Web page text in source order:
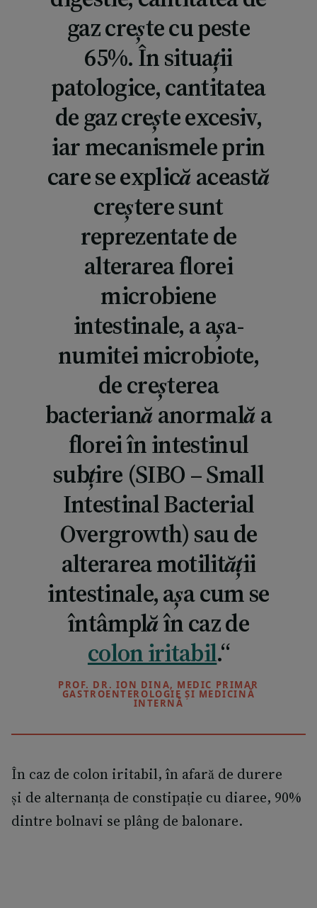
gaz crește cu peste
65%. În situații
patologice, cantitatea
de gaz crește excesiv,
iar mecanismele prin
care se explică această
creștere sunt
reprezentate de
alterarea florei
microbiene
intestinale, a așa-
numitei microbiote,
de creșterea
bacteriană anormală a
florei în intestinul
subțire (SIBO – Small
Intestinal Bacterial
Overgrowth) sau de
alterarea motilității
intestinale, așa cum se
întâmplă în caz de
colon iritabil.“
PROF. DR. ION DINA, MEDIC PRIMAR
GASTROENTEROLOGIE ȘI MEDICINĂ
INTERNĂ
În caz de colon iritabil, în afară de durere
și de alternanța de constipație cu diaree, 90%
dintre bolnavi se plâng de balonare.